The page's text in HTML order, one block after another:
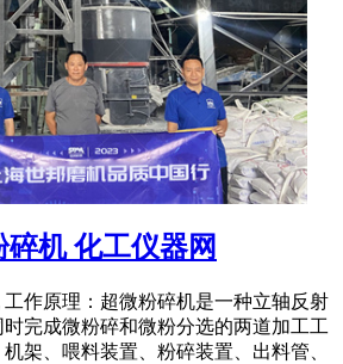
机 化工仪器网
作原理：超微粉碎机是一种立轴反射
完成微粉碎和微粉分选的两道加工工
架、喂料装置、粉碎装置、出料管、